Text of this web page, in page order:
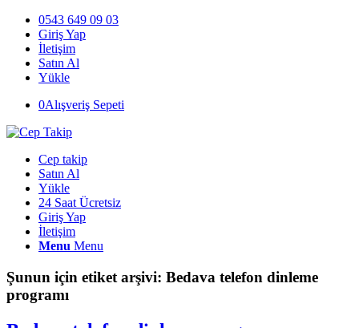
0543 649 09 03
Giriş Yap
İletişim
Satın Al
Yükle
0Alışveriş Sepeti
Cep takip
Satın Al
Yükle
24 Saat Ücretsiz
Giriş Yap
İletişim
Menu Menu
Şunun için etiket arşivi: Bedava telefon dinleme
programı